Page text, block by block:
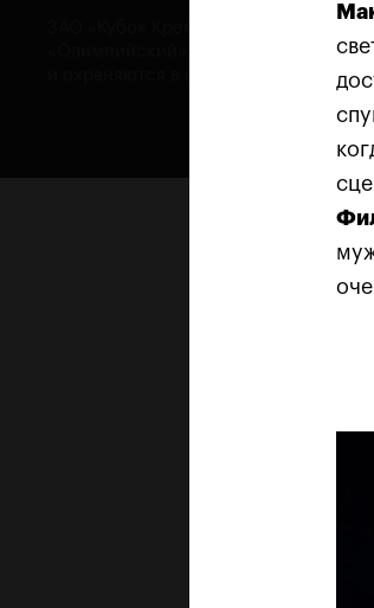
ЗАО «Кубок Кремля». Москва,
«Олимпийский», 2-й этаж. ©
и охраняются в соответствии с